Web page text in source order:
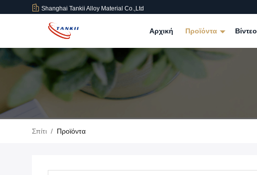
Shanghai Tankii Alloy Material Co.,Ltd
Αρχική Προϊόντα Βίντεο
Σπίτι / Προϊόντα